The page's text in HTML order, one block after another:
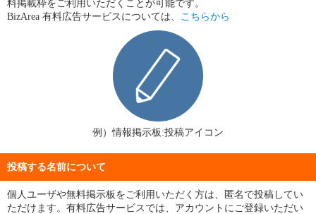
料掲載枠をご利用いただくことが可能です。
BizArea 有料広告サービスについては、 こちらから
例）情報掲示板:投稿アイコン
投稿する名前について
個人ユーザや無料掲示板をご利用いただく方は、匿名で投稿してい
ただけます。有料広告サービスでは、アカウントにご登録いただい